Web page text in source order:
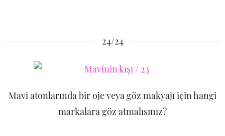
24/24
Mavi atonlarında bir oje veya göz makyajı için hangi
markalara göz atmalısınız?